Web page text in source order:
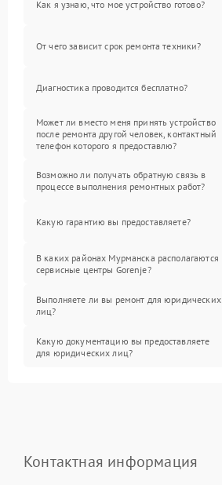
Как я узнаю, что мое устройство готово?
От чего зависит срок ремонта техники?
Диагностика проводится бесплатно?
Может ли вместо меня принять устройство
после ремонта другой человек, контактный
телефон которого я предоставлю?
Возможно ли получать обратную связь в
процессе выполнения ремонтных работ?
Какую гарантию вы предоставляете?
В каких районах Мурманска располагаются
сервисные центры Gorenje?
Выполняете ли вы ремонт для юридических
лиц?
Какую документацию вы предоставляете
для юридических лиц?
Контактная информация